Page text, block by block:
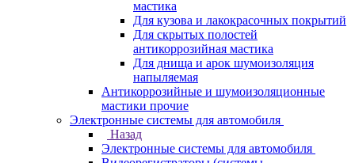
мастика
Для кузова и лакокрасочных покрытий
Для скрытых полостей
антикоррозийная мастика
Для днища и арок шумоизоляция
напыляемая
Антикоррозийные и шумоизоляционные
мастики прочие
Электронные системы для автомобиля
Назад
Электронные системы для автомобиля